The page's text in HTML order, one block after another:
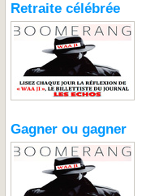
Retraite célébrée
Gagner ou gagner